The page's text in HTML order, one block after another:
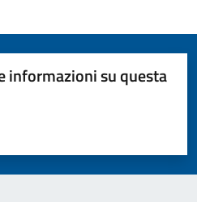
informazioni su questa
su 5
5